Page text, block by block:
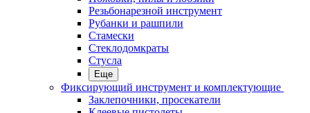
Резьбонарезной инструмент
Рубанки и рашпили
Стамески
Стеклодомкраты
Стусла
Еще
Фиксирующий инструмент и комплектующие
Заклепочники, просекатели